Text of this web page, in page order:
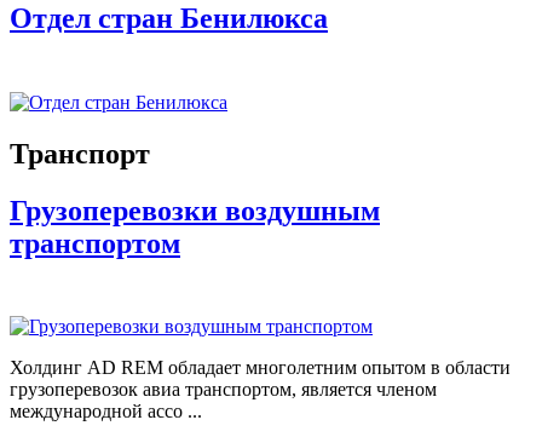
Отдел стран Бенилюкса
Транспорт
Грузоперевозки воздушным
транспортом
Холдинг AD REM обладает многолетним опытом в области
грузоперевозок авиа транспортом, является членом
международной ассо ...